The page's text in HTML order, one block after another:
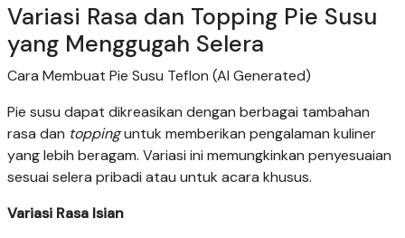
Variasi Rasa dan Topping Pie Susu
yang Menggugah Selera
Cara Membuat Pie Susu Teflon (AI Generated)
Pie susu dapat dikreasikan dengan berbagai tambahan
rasa dan toppinguntuk memberikan pengalaman kuliner
yang lebih beragam. Variasi ini memungkinkan penyesuaian
sesuai selera pribadi atau untuk acara khusus.
Variasi Rasa Isian